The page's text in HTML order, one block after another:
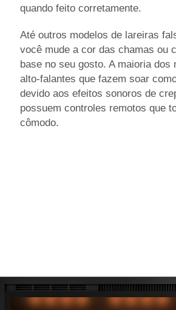
quando feito corretamente.
Até outros modelos de lareiras
você mude a cor das chamas ou
base no seu gosto. A maioria
alto-falantes que fazem soar
devido aos efeitos sonoros de
possuem controles remotos que
cômodo.